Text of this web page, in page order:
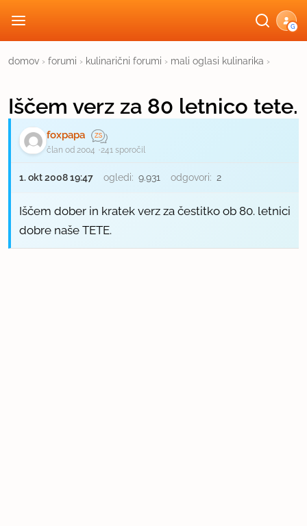
G
domov › forumi › kulinarični forumi › mali oglasi kulinarika ›
Iščem verz za 80 letnico tete.
foxpapa
član od 2004 241 sporočil
1. okt 2008 19:47 ogledi: 9.931 odgovori: 2
Iščem dober in kratek verz za čestitko ob 80. letnici
dobre naše TETE.